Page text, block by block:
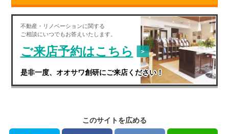
不動産・ リノベーションに関する
ご相談にいつでもお答えいたします。
ご来店予約はこちら
是非一度、オオサワ創研にご来店ください！
このサイトを広める